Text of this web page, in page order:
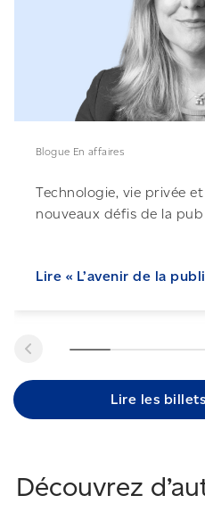
Blogue En affaires
Technologie, vie privée
nouveaux défis de la
Lire « L’avenir de la
Lire les
Découvrez